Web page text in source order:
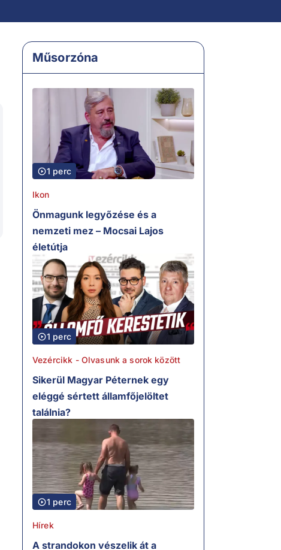
Műsorzóna
1 perc
Ikon
Önmagunk legyőzése és a
nemzeti mez – Mocsai Lajos
életútja
1 perc
Vezércikk - Olvasunk a sorok között
Sikerül Magyar Péternek egy
eléggé sértett államfőjelöltet
találnia?
1 perc
Hírek
A strandokon vészelik át a